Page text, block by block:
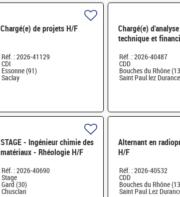
Chargé(e) de projets H/F
Réf. : 2026-41129
CDI
Essonne (91)
Saclay
Chargé(e) d'analyse
technique et
électromécanique H/
Réf. : 2026-40487
CDD
Bouches du Rhône
Saint Paul lez Durance
STAGE - Ingénieur chimie des
matériaux - Rhéologie H/F
Réf. : 2026-40690
Stage
Gard (30)
Chusclan
Alternant en
H/F
Réf. : 2026-40532
CDD
Bouches du Rhône
Saint Paul Lez